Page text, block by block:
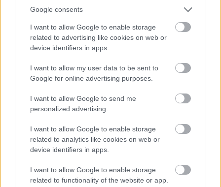
Google consents
I want to allow Google to enable storage
related to advertising like cookies on web or
device identifiers in apps.
I want to allow my user data to be sent to
Google for online advertising purposes.
I want to allow Google to send me
personalized advertising.
I want to allow Google to enable storage
related to analytics like cookies on web or
device identifiers in apps.
I want to allow Google to enable storage
related to functionality of the website or app.
Loading...
Προσθήκη Σχολίου
ΣΗΜΕΡΑ ΣΤΟ IATRONET.GR